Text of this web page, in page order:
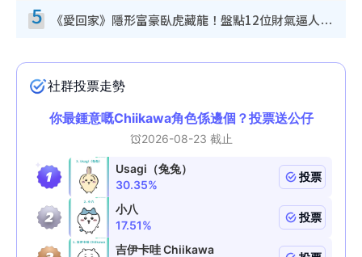
5 《愛回家》隱形富豪臥虎藏龍！盤點12位財氣逼人的有錢藝人：呢位靚女3億身家唔憂做